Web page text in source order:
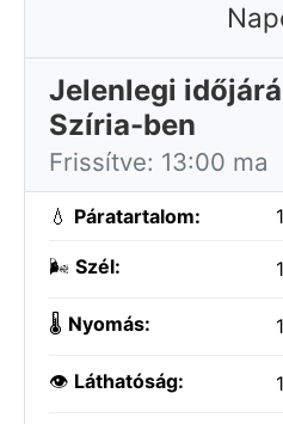
Jelenlegi
Szíria-ben
Frissítve: 13:00 ma
💧 Páratartalom:
🌬️ Szél:
🌡️ Nyomás:
👁️ Láthatóság: